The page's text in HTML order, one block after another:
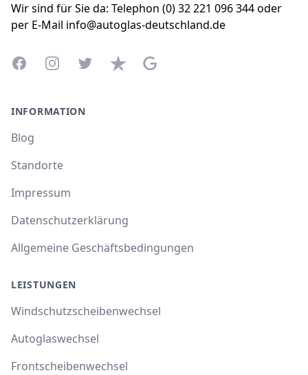
Wir sind für Sie da: Telephon (0) 32 221 096 344 oder
per E-Mail info@autoglas-deutschland.de
FacebookInstagramTwitterTrustpilotGoogle Business Profile
INFORMATION
Blog
Standorte
Impressum
Datenschutzerklärung
Allgemeine Geschäftsbedingungen
LEISTUNGEN
Windschutzscheibenwechsel
Autoglaswechsel
Frontscheibenwechsel